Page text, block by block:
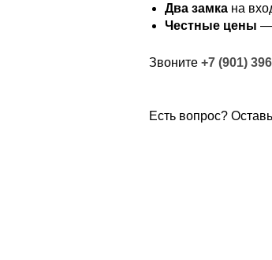
Два замкана
Честные цены —
Звоните +7 (901)
Есть вопрос?